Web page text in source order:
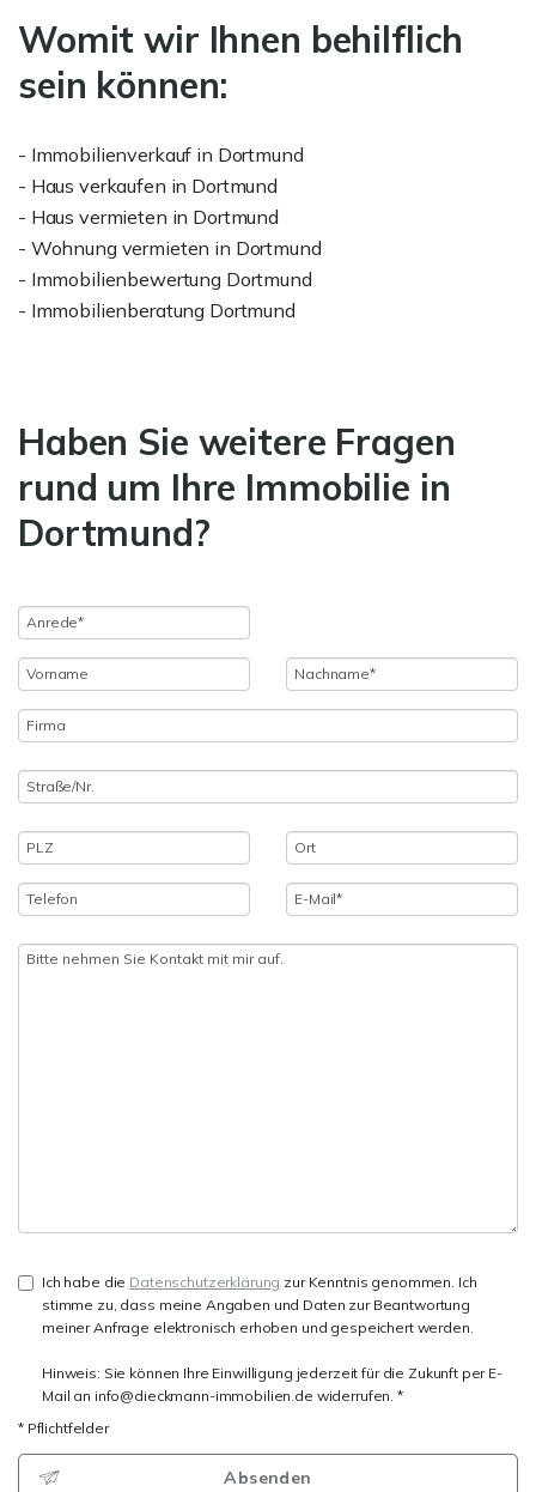
Womit wir Ihnen behilflich
sein können:
- Immobilienverkauf in Dortmund
- Haus verkaufen in Dortmund
- Haus vermieten in Dortmund
- Wohnung vermieten in Dortmund
- Immobilienbewertung Dortmund
- Immobilienberatung Dortmund
Haben Sie weitere Fragen
rund um Ihre Immobilie in
Dortmund?
Ich habe die Datenschutzerklärung zur Kenntnis genommen. Ich
stimme zu, dass meine Angaben und Daten zur Beantwortung
meiner Anfrage elektronisch erhoben und gespeichert werden.
Hinweis: Sie können Ihre Einwilligung jederzeit für die Zukunft per E-
Mail an info@dieckmann-immobilien.de widerrufen. *
* Pflichtfelder
Absenden